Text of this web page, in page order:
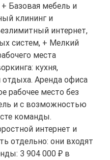
Базовая мебель и
клининг и
интернет,
систем, + Мелкий
места
кухня,
Аренда офиса
рабочее место без
и с возможностью
команды.
интернет и
отдельно: они входят
3 904 000 ₽ в